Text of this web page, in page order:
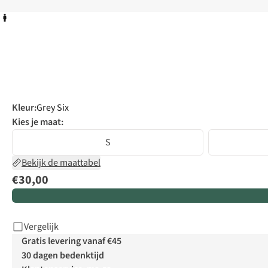
Kleur:Grey Six
Kies je maat:
S
Bekijk de maattabel
€30,00
Vergelijk
Gratis levering vanaf €45
30 dagen bedenktijd